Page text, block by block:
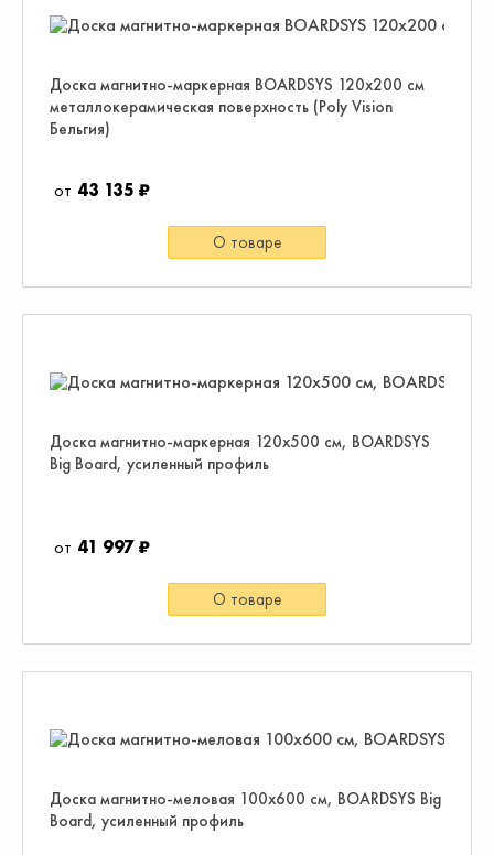
Доска магнитно-маркерная BOARDSYS 120х200 см
металлокерамическая поверхность (Poly Vision
Бельгия)
43 135 ₽
О товаре
Доска магнитно-маркерная 120х500 см, BOARDSYS
Big Board, усиленный профиль
41 997 ₽
О товаре
Доска магнитно-меловая 100х600 см, BOARDSYS Big
Board, усиленный профиль